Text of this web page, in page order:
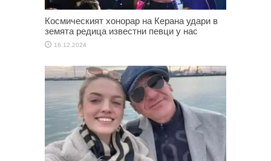
Космическият хонорар на Керана удари в
земята редица известни певци у нас
16.12.2024